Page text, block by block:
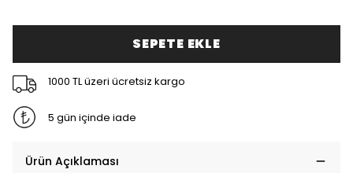
SEPETE EKLE
1000 TL üzeri ücretsiz kargo
5 gün içinde iade
Ürün Açıklaması